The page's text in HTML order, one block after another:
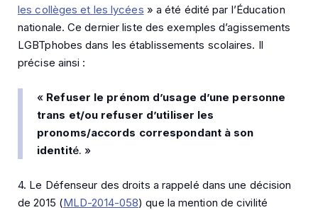
les collèges et les lycées » a été édité par l’Éducation
nationale. Ce dernier liste des exemples d’agissements
LGBTphobes dans les établissements scolaires. Il
précise ainsi :
« Refuser le prénom d’usage d’une personne
trans et/ou refuser d’utiliser les
pronoms/accords correspondant à son
identité. »
4. Le Défenseur des droits a rappelé dans une décision
de 2015 (MLD-2014-058) que la mention de civilité